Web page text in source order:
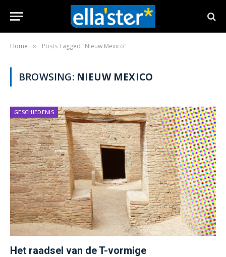
Home » Posts Tagged "Nieuw Mexico"
BROWSING: NIEUW MEXICO
GESCHIEDENIS
Het raadsel van de T-vormige